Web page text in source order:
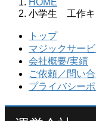
小学生 工作キ
トップ
マジックサー
会社概要/実績
ご依頼／問い
プライバシー